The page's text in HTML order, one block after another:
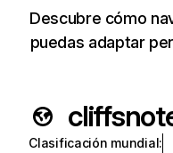
Descubre cómo
puedas adaptar
Clasificación mundial: